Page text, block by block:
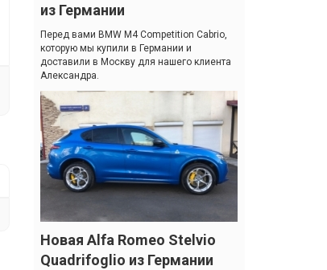
из Германии
Перед вами BMW M4 Competition Cabrio,
которую мы купили в Германии и
доставили в Москву для нашего клиента
Александра.
Новая Alfa Romeo Stelvio
Quadrifoglio из Германии